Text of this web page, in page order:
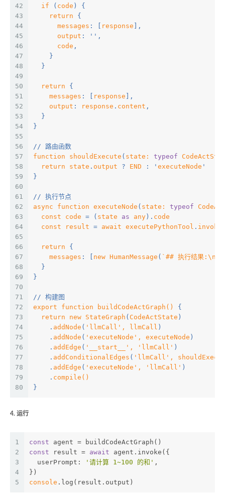
42
43
44
45
46
47
48
49
50
51
52
53
54
55
56
57
58
59
60
61
62
63
64
65
66
67
68
69
70
71
72
73
74
75
76
77
78
79
80
if ( code ) {
return {
messages : [ response ],
output : '',
code ,
    }
  }
return {
messages : [ response ],
output : response . content ,
  }
}
// 路由函数
function
shouldExecute ( state: typeof
return
state . output ? END : ' executeNode '
}
// 执行节点
async
function executeNode ( state: typeof
const
code = ( state as any ). code
const
result = await executePythonTool . invoke
return {
messages : [ new HumanMessage ( `## 执行结果
  }
}
// 构建图
export
function buildCodeActGraph ()
{
return
new StateGraph ( CodeActState )
    .
addNode ( 'llmCall', llmCall )
    .
addNode ( 'executeNode', executeNode )
    .
addEdge ( '__start__', 'llmCall' )
    .
addConditionalEdges ( 'llmCall',
    .
addEdge ( 'executeNode', 'llmCall' )
    .
compile ()
}
4. 运行
1
2
3
4
5
const agent = buildCodeActGraph()
const result = await agent.invoke({
  userPrompt:
'请计算 1~100 的和' ,
})
console .log(result.output)